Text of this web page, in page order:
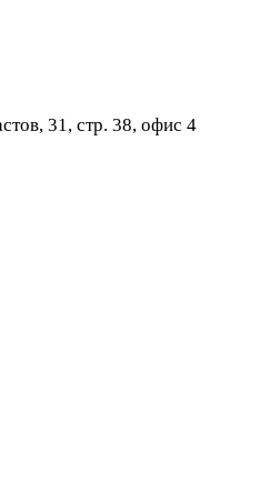
31, стр. 38, офис 4